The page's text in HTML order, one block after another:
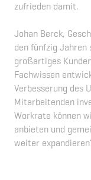
zufrieden damit.
Johan Berck,
den fünfzig Jahren
großartiges
Fachwissen
Verbesserung des
Mitarbeitenden
Workrate können
anbieten und
weiter